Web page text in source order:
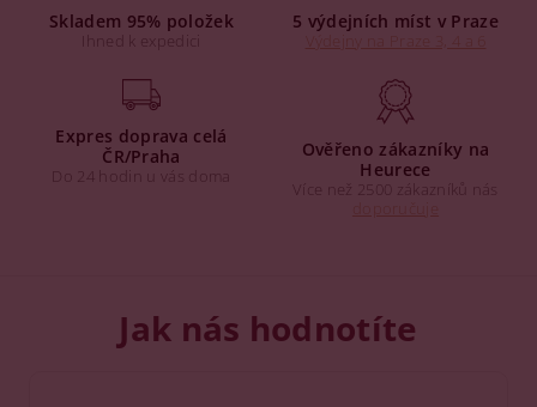
Skladem 95% položek
Ihned k expedici
5 výdejních míst v Praze
Expres doprava celá
ČR/Praha
Do 24 hodin u vás doma
Ověřeno zákazníky na
Heurece
Více než 2500 zákazníků nás
Jak nás hodnotíte